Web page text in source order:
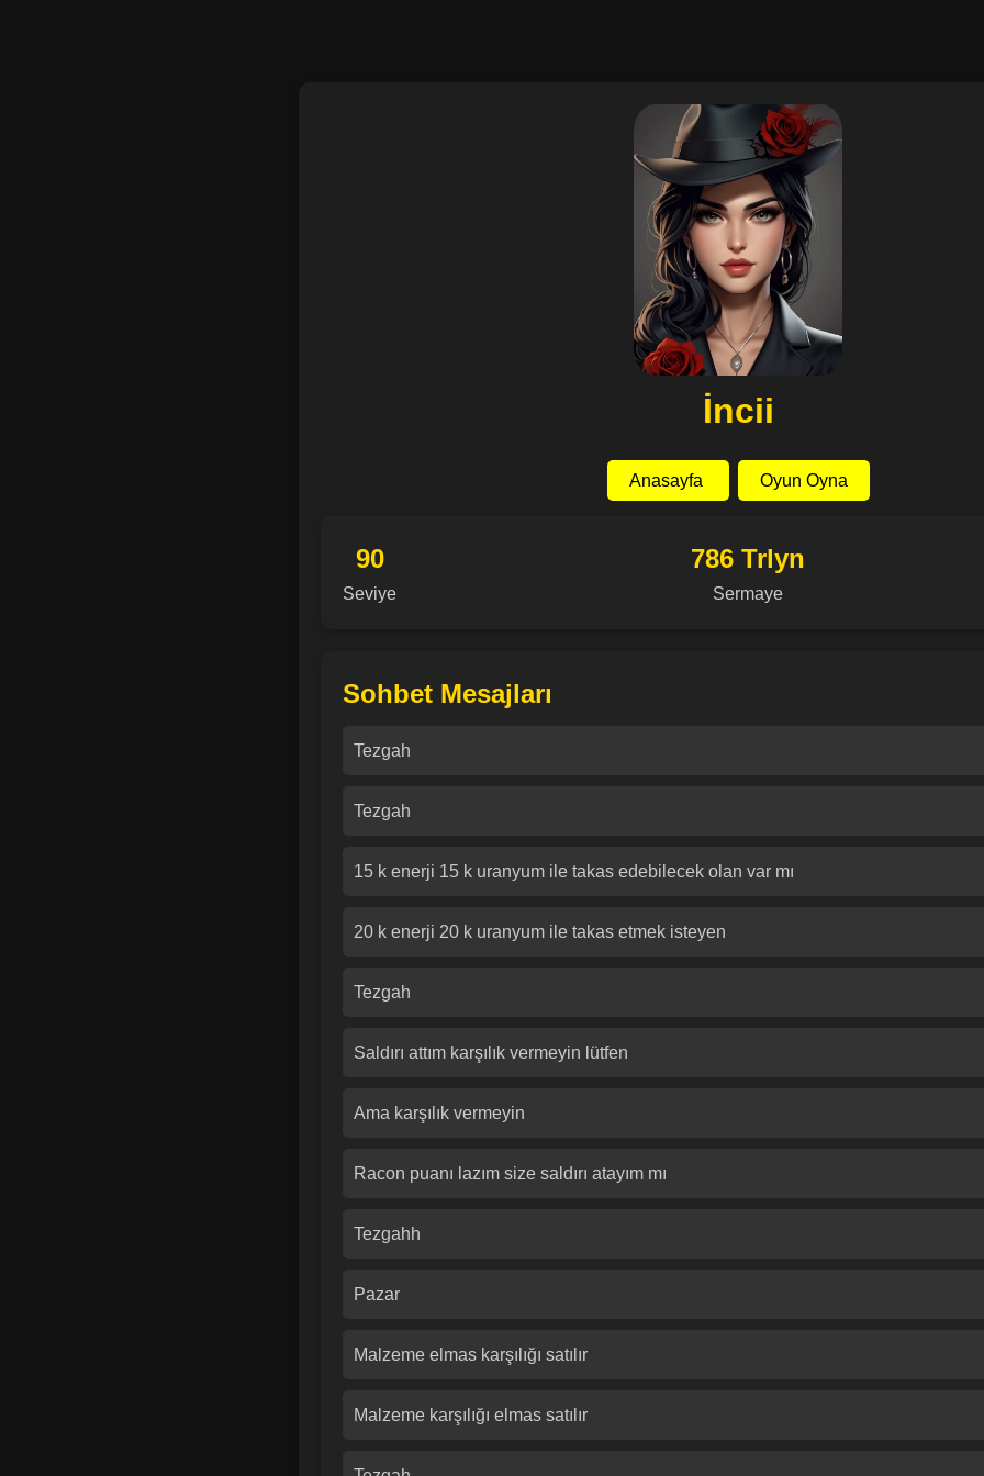
İncii
Anasayfa Oyun Oyna
90
Seviye
786 Trlyn
Sermaye
Sohbet Mesajları
Tezgah
Tezgah
15 k enerji 15 k uranyum ile takas edebilecek olan var mı
20 k enerji 20 k uranyum ile takas etmek isteyen
Tezgah
Saldırı attım karşılık vermeyin lütfen
Ama karşılık vermeyin
Racon puanı lazım size saldırı atayım mı
Tezgahh
Pazar
Malzeme elmas karşılığı satılır
Malzeme karşılığı elmas satılır